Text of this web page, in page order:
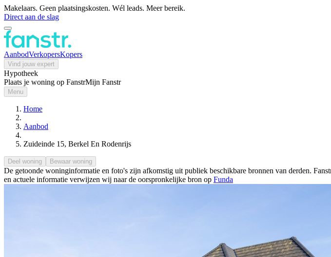
Makelaars. Geen plaatsingskosten. Wél leads. Meer bereik.
Direct aan de slag
AanbodVerkopersKopers
Vind jouw expert
Hypotheek
Plaats je woning op FanstrMijn Fanstr
Menu
Home
Aanbod
Zuideinde 15, Berkel En Rodenrijs
Deel woning Bewaar woning
De getoonde woninginformatie en foto's zijn afkomstig uit publiek beschikbare bronnen van derden.
en actuele informatie verwijzen wij naar de oorspronkelijke bron op Funda